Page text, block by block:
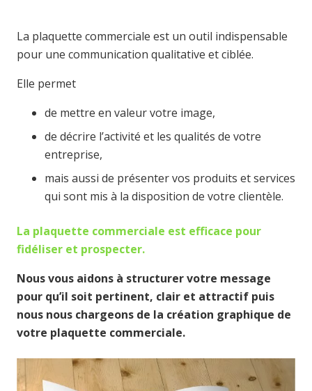
La plaquette commerciale est un outil indispensable
pour une communication qualitative et ciblée.
Elle permet
de mettre en valeur votre image,
de décrire l’activité et les qualités de votre
entreprise,
mais aussi de présenter vos produits et services
qui sont mis à la disposition de votre clientèle.
La plaquette commerciale est efficace pour
fidéliser et prospecter.
Nous vous aidons à structurer votre message
pour qu’il soit pertinent, clair et attractif puis
nous nous chargeons de la création graphique de
votre plaquette commerciale.